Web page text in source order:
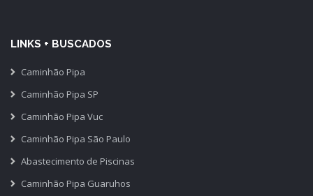
LINKS + BUSCADOS
Caminhão Pipa
Caminhão Pipa SP
Caminhão Pipa Vuc
Caminhão Pipa São Paulo
Abastecimento de Piscinas
Caminhão Pipa Guaruhos